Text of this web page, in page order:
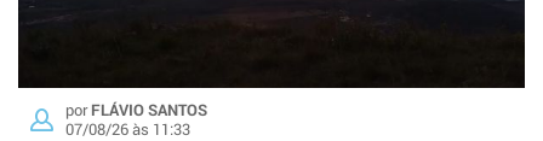
porFLÁVIO SANTOS
07/08/26 às 11:33